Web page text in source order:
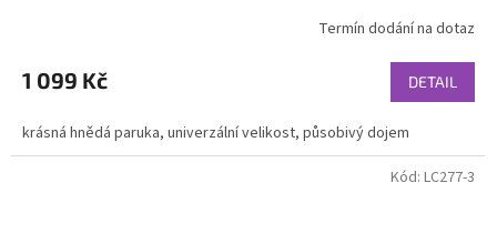
Termín dodání na dotaz
1 099 Kč DETAIL
krásná hnědá paruka, univerzální velikost, působivý dojem
Kód: LC277-3